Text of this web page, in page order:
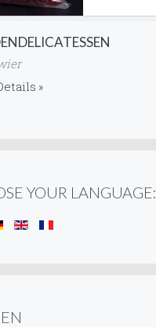
YOUR LANGUAGE: